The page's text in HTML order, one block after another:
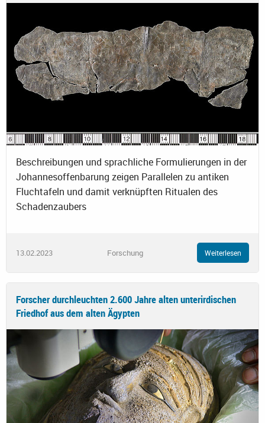
Beschreibungen und sprachliche Formulierungen in der
Johannesoffenbarung zeigen Parallelen zu antiken
Fluchtafeln und damit verknüpften Ritualen des
Schadenzaubers
13.02.2023 Forschung Weiterlesen
Forscher durchleuchten 2.600 Jahre alten unterirdischen
Friedhof aus dem alten Ägypten